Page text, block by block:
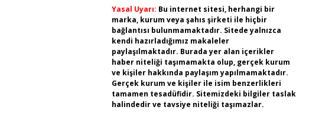
Yasal Uyarı: Bu internet sitesi, herhangi bir
marka, kurum veya şahıs şirketi ile hiçbir
bağlantısı bulunmamaktadır. Sitede yalnızca
kendi hazırladığımız makaleler
paylaşılmaktadır. Burada yer alan içerikler
haber niteliği taşımamakta olup, gerçek kurum
ve kişiler hakkında paylaşım yapılmamaktadır.
Gerçek kurum ve kişiler ile isim benzerlikleri
tamamen tesadüfidir. Sitemizdeki bilgiler taslak
halindedir ve tavsiye niteliği taşımazlar.